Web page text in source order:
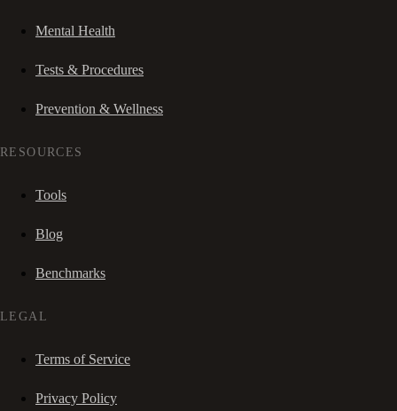
Mental Health
Tests & Procedures
Prevention & Wellness
RESOURCES
Tools
Blog
Benchmarks
LEGAL
Terms of Service
Privacy Policy